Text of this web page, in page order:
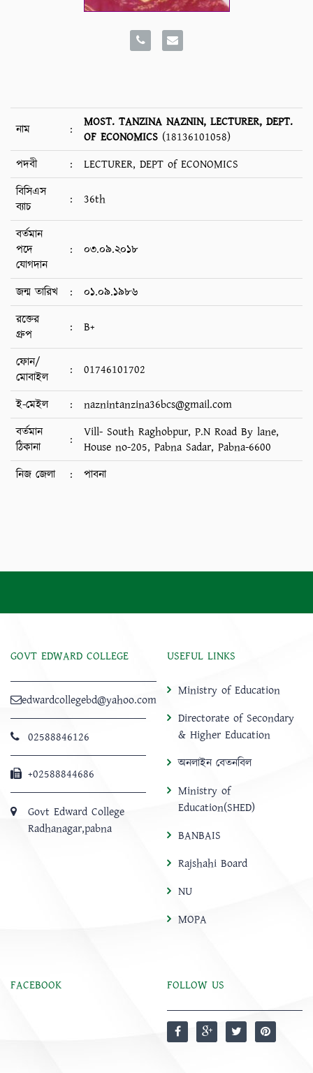
নাম :
MOST. TANZINA NAZNIN, LECTURER, DEPT.
OF ECONOMICS (18136101058)
পদবী
:
LECTURER, DEPT of ECONOMICS
বিসিএস
ব্যাচ
: 36th
বর্তমান
পদে
যোগদান
: ০৩.০৯.২০১৮
জন্ম তারিখ :
০১.০৯.১৯৮৬
রক্তের
গ্রুপ
: B+
ফোন/
মোবাইল
: 01746101702
ই-মেইল :
naznintanzina36bcs@gmail.com
বর্তমান
ঠিকানা
:
Vill- South Raghobpur, P.N Road By lane,
House no-205, Pabna Sadar, Pabna-6600
নিজ জেলা
: পাবনা
GOVT EDWARD COLLEGE
edwardcollegebd@yahoo.com
02588846126
+02588844686
Govt Edward College
Radhanagar,pabna
USEFUL LINKS
Ministry of Education
Directorate of Secondary
& Higher Education
অনলাইন বেতনবিল
Ministry of
Education(SHED)
BANBAIS
Rajshahi Board
NU
MOPA
FACEBOOK FOLLOW US